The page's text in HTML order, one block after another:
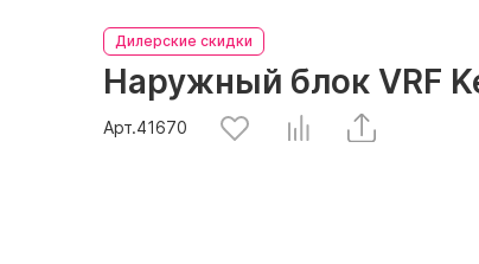
Дилерские скидки
Наружный блок VRF
Арт.41670